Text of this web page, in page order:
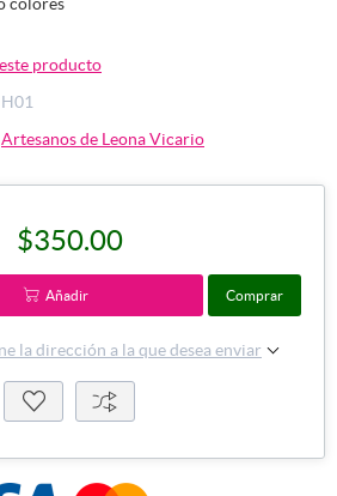
colores
producto
H01
Artesanos de Leona Vicario
$350.00
Añadir Comprar
la dirección a la que desea enviar